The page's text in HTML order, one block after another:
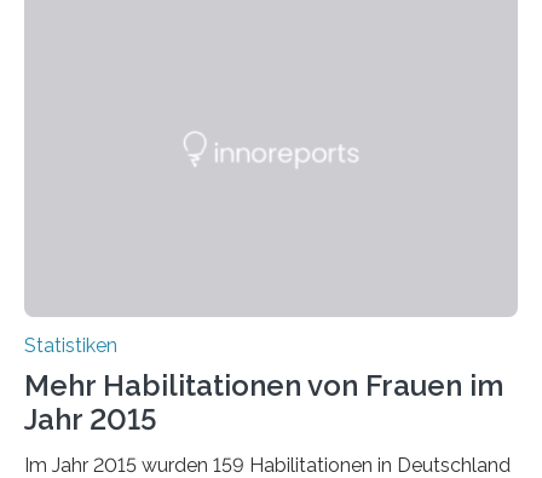
Statistiken
Mehr Habilitationen von Frauen im
Jahr 2015
Im Jahr 2015 wurden 159 Habilitationen in Deutschland